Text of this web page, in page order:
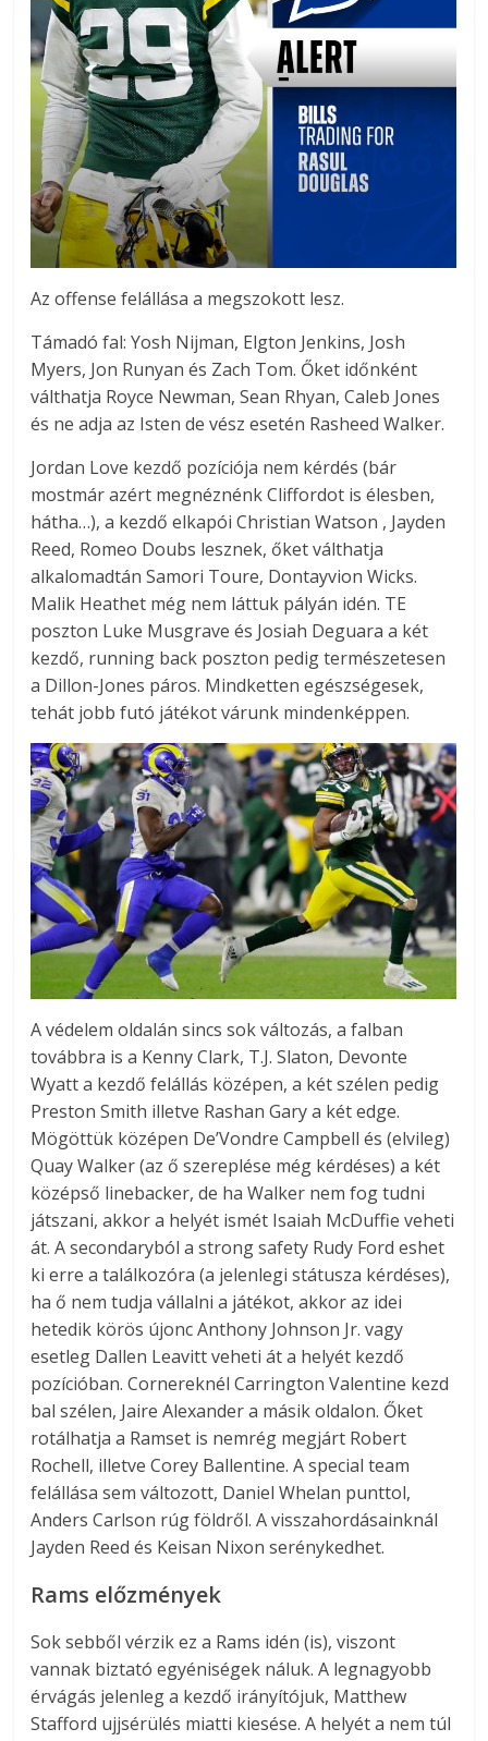
Az offense felállása a megszokott lesz.
Támadó fal: Yosh Nijman, Elgton Jenkins, Josh
Myers, Jon Runyan és Zach Tom. Őket időnként
válthatja Royce Newman, Sean Rhyan, Caleb Jones
és ne adja az Isten de vész esetén Rasheed Walker.
Jordan Love kezdő pozíciója nem kérdés (bár
mostmár azért megnéznénk Cliffordot is élesben,
hátha…), a kezdő elkapói Christian Watson , Jayden
Reed, Romeo Doubs lesznek, őket válthatja
alkalomadtán Samori Toure, Dontayvion Wicks.
Malik Heathet még nem láttuk pályán idén. TE
poszton Luke Musgrave és Josiah Deguara a két
kezdő, running back poszton pedig természetesen
a Dillon-Jones páros. Mindketten egészségesek,
tehát jobb futó játékot várunk mindenképpen.
A védelem oldalán sincs sok változás, a falban
továbbra is a Kenny Clark, T.J. Slaton, Devonte
Wyatt a kezdő felállás középen, a két szélen pedig
Preston Smith illetve Rashan Gary a két edge.
Mögöttük középen De’Vondre Campbell és (elvileg)
Quay Walker (az ő szereplése még kérdéses) a két
középső linebacker, de ha Walker nem fog tudni
játszani, akkor a helyét ismét Isaiah McDuffie veheti
át. A secondaryból a strong safety Rudy Ford eshet
ki erre a találkozóra (a jelenlegi státusza kérdéses),
ha ő nem tudja vállalni a játékot, akkor az idei
hetedik körös újonc Anthony Johnson Jr. vagy
esetleg Dallen Leavitt veheti át a helyét kezdő
pozícióban. Cornereknél Carrington Valentine kezd
bal szélen, Jaire Alexander a másik oldalon. Őket
rotálhatja a Ramset is nemrég megjárt Robert
Rochell, illetve Corey Ballentine. A special team
felállása sem változott, Daniel Whelan punttol,
Anders Carlson rúg földről. A visszahordásainknál
Jayden Reed és Keisan Nixon serénykedhet.
Rams előzmények
Sok sebből vérzik ez a Rams idén (is), viszont
vannak biztató egyéniségek náluk. A legnagyobb
érvágás jelenleg a kezdő irányítójuk, Matthew
Stafford ujjsérülés miatti kiesése. A helyét a nem túl